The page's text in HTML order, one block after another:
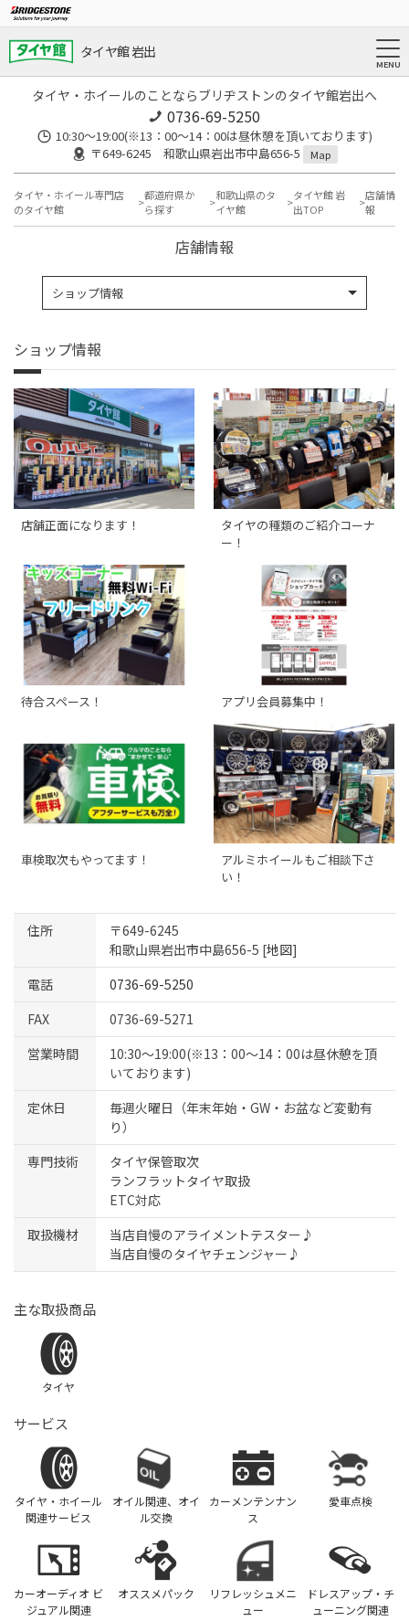
タイヤ館 岩出
タイヤ・ホイールのことならブリヂストンのタイヤ館岩出へ
0736-69-5250
10:30～19:00(※13：00～14：00は昼休憩を頂いております)
〒649-6245 和歌山県岩出市中島656-5
Map
タイヤ・ホイール専門店
のタイヤ館
都道府県か
ら探す
和歌山県のタ
イヤ館
タイヤ館 岩
出TOP
店舗情
報
店舗情報
ショップ情報
ショップ情報
店舗正面になります！
タイヤの種類のご紹介コーナ
ー！
待合スペース！ アプリ会員募集中！
車検取次もやってます！
アルミホイールもご相談下さ
い！
住所
〒649-6245
和歌山県岩出市中島656-5 [地図]
電話
0736-69-5250
FAX
0736-69-5271
営業時間
10:30～19:00(※13：00～14：00は昼休憩を頂
いております)
定休日
毎週火曜日（年末年始・GW・お盆など変動有
り）
専門技術
タイヤ保管取次
ランフラットタイヤ取扱
ETC対応
取扱機材
当店自慢のアライメントテスター♪
当店自慢のタイヤチェンジャー♪
主な取扱商品
タイヤ
サービス
タイヤ・ホイール
関連サービス
オイル関連、オイ
ル交換
カーメンテンナン
ス
愛車点検
カーオーディオ ビ
ジュアル関連
オススメパック
リフレッシュメニ
ュー
ドレスアップ・チ
ューニング関連